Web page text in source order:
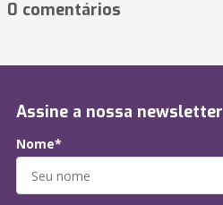
0 comentários
Assine a nossa newsletter
Nome*